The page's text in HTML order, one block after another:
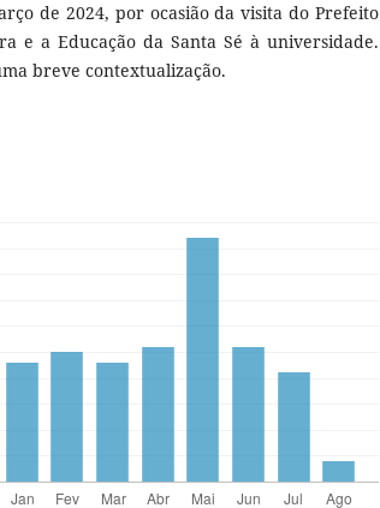
de 2024, por ocasião da visita do Prefeito
e a Educação da Santa Sé à universidade.
breve contextualização.